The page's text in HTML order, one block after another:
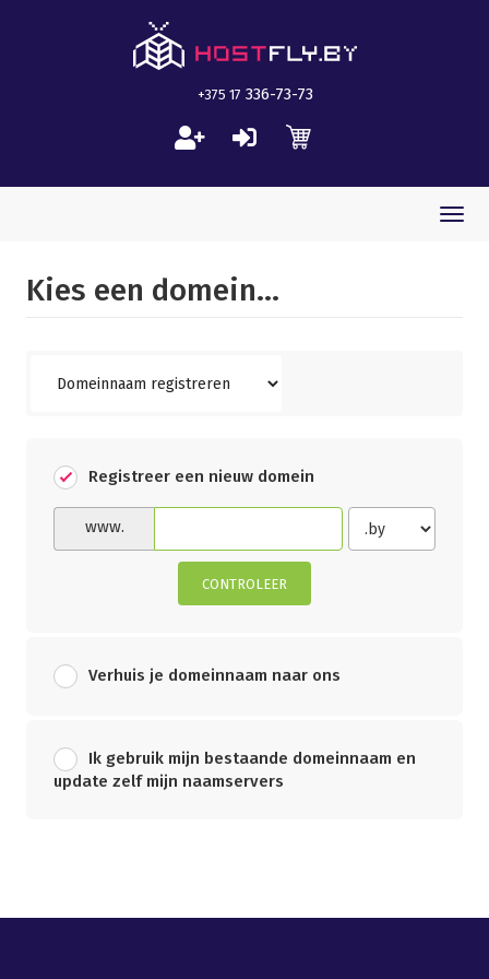
+375 17 336-73-73
Kies een domein...
Registreer een nieuw domein
www.
CONTROLEER
Verhuis je domeinnaam naar ons
Ik gebruik mijn bestaande domeinnaam en
update zelf mijn naamservers